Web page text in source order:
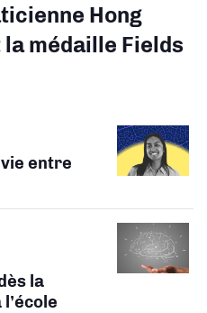
Hong
médaille Fields
vie entre
la